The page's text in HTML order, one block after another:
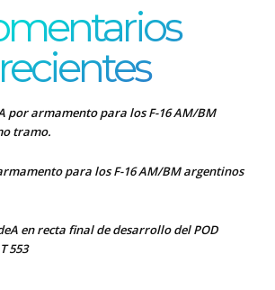
recientes
por armamento para los F-16 AM/BM
tramo.
para los F-16 AM/BM argentinos
en recta final de desarrollo del POD
553